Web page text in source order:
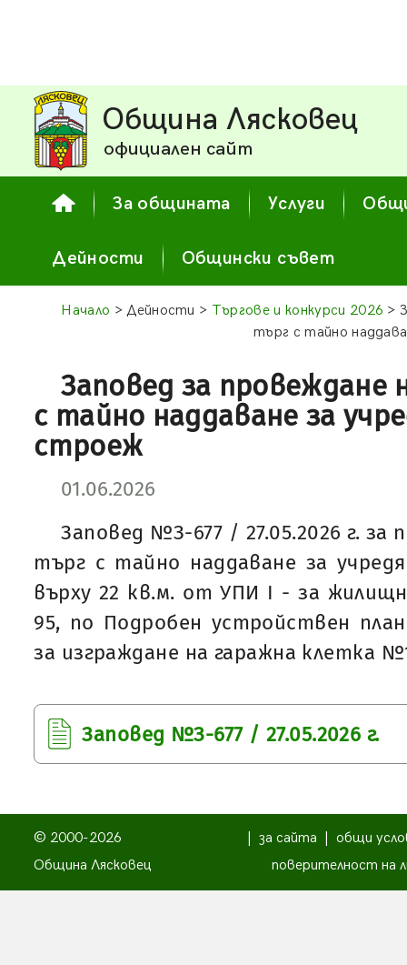
Община Лясковец
официален сайт
За общината Услуги
Дейности Общински съвет
Начало > Дейности > Търгове и конкурси 2026 >
търг с тайно
Заповед за провеждане
с тайно наддаване за
строеж
01.06.2026
Заповед №З-677 / 27.05.2026 г. за
търг с тайно наддаване за
върху 22 кв.м. от УПИ І - за
95, по Подробен устройствен
за изграждане на гаражна клетка
Заповед №З-677 / 27.05.2026 г.
© 2000-2026
Община Лясковец
за сайта
общи
поверителност на